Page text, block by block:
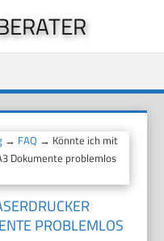
→ FAQ → Könnte ich mit
Dokumente problemlos
PROBLEMLOS